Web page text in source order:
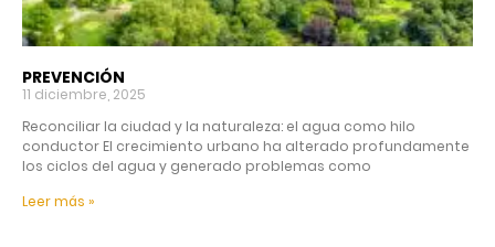
PREVENCIÓN
11 diciembre, 2025
Reconciliar la ciudad y la naturaleza: el agua como hilo
conductor El crecimiento urbano ha alterado profundamente
los ciclos del agua y generado problemas como
Leer más »